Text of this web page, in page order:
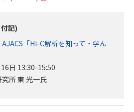
記)
「Hi-C解析を知って・学ん
日 13:30-15:50
所 東 光一氏